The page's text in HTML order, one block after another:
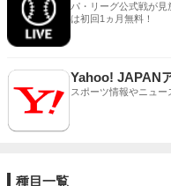
パ・リーグ公式戦が見
は初回1ヵ月無料！
Yahoo! JAPAN
スポーツ情報やニュ
種目一覧